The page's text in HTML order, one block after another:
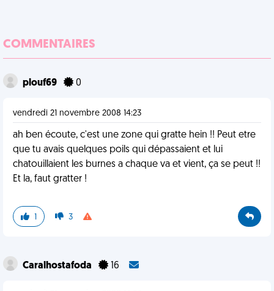
COMMENTAIRES
plouf69 0
vendredi 21 novembre 2008 14:23
ah ben écoute, c'est une zone qui gratte hein !! Peut etre
que tu avais quelques poils qui dépassaient et lui
chatouillaient les burnes a chaque va et vient, ça se peut !!
Et la, faut gratter !
1 3
Caralhostafoda 16